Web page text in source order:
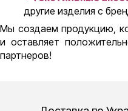
другие изделия с
Мы создаем продукцию,
и оставляет
партнеров!